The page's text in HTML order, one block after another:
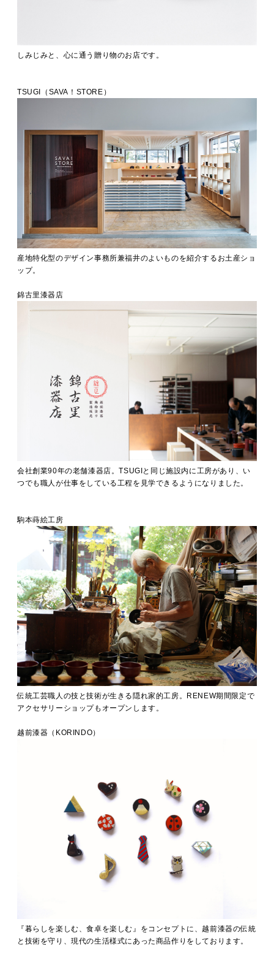
しみじみと、心に通う贈り物のお店です。
TSUGI（SAVA！STORE）
産地特化型のデザイン事務所兼福井のよいものを紹介するお土産ショ
ップ。
錦古里漆器店
会社創業90年の老舗漆器店。TSUGIと同じ施設内に工房があり、い
つでも職人が仕事をしている工程を見学できるようになりました。
駒本蒔絵工房
伝統工芸職人の技と技術が生きる隠れ家的工房。RENEW期間限定で
アクセサリーショップもオープンします。
越前漆器（KORINDO）
『暮らしを楽しむ、食卓を楽しむ』をコンセプトに、越前漆器の伝統
と技術を守り、現代の生活様式にあった商品作りをしております。